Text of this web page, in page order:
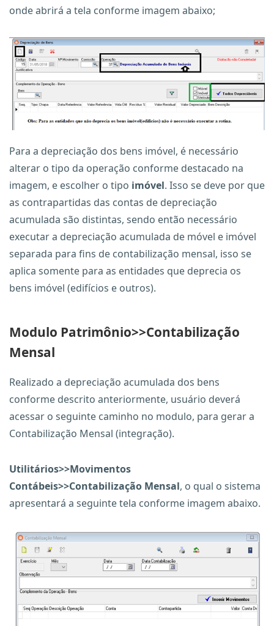
onde abrirá a tela conforme imagem abaixo;
Para a depreciação dos bens imóvel, é necessário
alterar o tipo da operação conforme destacado na
imagem, e escolher o tipo imóvel. Isso se deve por que
as contrapartidas das contas de depreciação
acumulada são distintas, sendo então necessário
executar a depreciação acumulada de móvel e imóvel
separada para fins de contabilização mensal, isso se
aplica somente para as entidades que deprecia os
bens imóvel (edifícios e outros).
Modulo Patrimônio>>Contabilização
Mensal
Realizado a depreciação acumulada dos bens
conforme descrito anteriormente, usuário deverá
acessar o seguinte caminho no modulo, para gerar a
Contabilização Mensal (integração).
Utilitários>>Movimentos
Contábeis>>Contabilização Mensal, o qual o sistema
apresentará a seguinte tela conforme imagem abaixo.